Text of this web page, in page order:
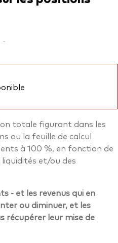
-
totale figurant dans les
ou la feuille de calcul
à 100 %, en fonction de
et/ou des
- et les revenus qui en
ou diminuer, et les
récupérer leur mise de